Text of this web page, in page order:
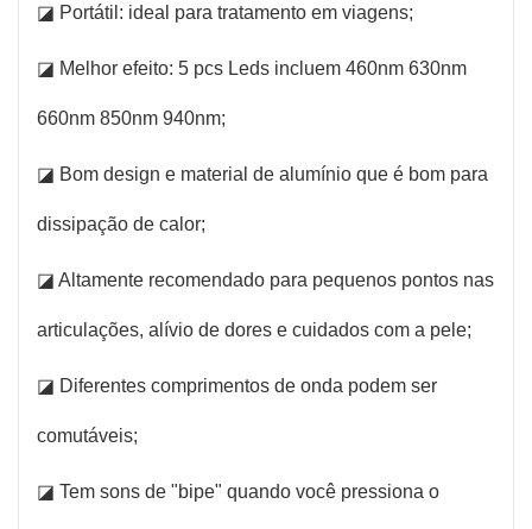
◪ Portátil: ideal para tratamento em viagens;
◪ Melhor efeito: 5 pcs Leds incluem 460nm 630nm
660nm 850nm 940nm;
◪ Bom design e material de alumínio que é bom para
dissipação de calor;
◪ Altamente recomendado para pequenos pontos nas
articulações, alívio de dores e cuidados com a pele;
◪ Diferentes comprimentos de onda podem ser
comutáveis;
◪ Tem sons de "bipe" quando você pressiona o